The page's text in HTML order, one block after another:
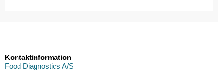
Kontaktinformation
Food Diagnostics A/S